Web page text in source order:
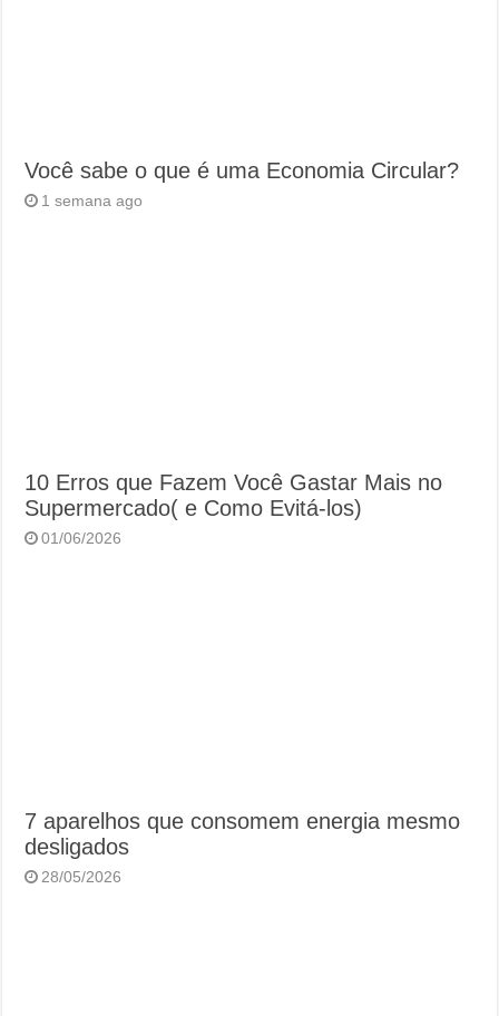
Você sabe o que é uma Economia Circular?
1 semana ago
10 Erros que Fazem Você Gastar Mais no
Supermercado( e Como Evitá-los)
01/06/2026
7 aparelhos que consomem energia mesmo
desligados
28/05/2026